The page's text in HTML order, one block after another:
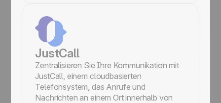
JustCall
Zentralisieren Sie Ihre Kommunikation mit
JustCall, einem cloudbasierten
Telefonsystem, das Anrufe und
Nachrichten an einem Ort innerhalb von